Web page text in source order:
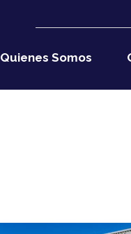
Quienes Somos